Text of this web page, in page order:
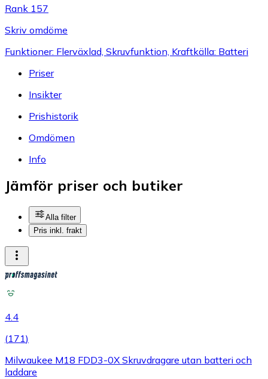
Rank 157
Skriv omdöme
Funktioner: Flerväxlad, Skruvfunktion, Kraftkälla: Batteri
Priser
Insikter
Prishistorik
Omdömen
Info
Jämför priser och butiker
Alla filter
Pris inkl. frakt
4.4
(171)
Milwaukee M18 FDD3-0X Skruvdragare utan batteri och
laddare